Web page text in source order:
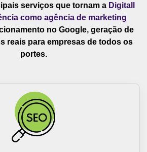
serviços que tornam a Digitall
como agência de marketing
no Google, geração de
reais para empresas de todos os
portes.